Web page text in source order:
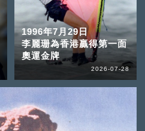
1996年7月29日
李麗珊為香港贏得第一面
奧運金牌
2026-07-28